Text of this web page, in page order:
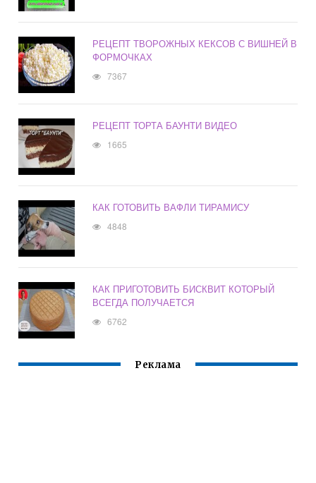
РЕЦЕПТ ТВОРОЖНЫХ КЕКСОВ С ВИШНЕЙ В
ФОРМОЧКАХ
7367
РЕЦЕПТ ТОРТА БАУНТИ ВИДЕО
1665
КАК ГОТОВИТЬ ВАФЛИ ТИРАМИСУ
4848
КАК ПРИГОТОВИТЬ БИСКВИТ КОТОРЫЙ
ВСЕГДА ПОЛУЧАЕТСЯ
6762
Реклама